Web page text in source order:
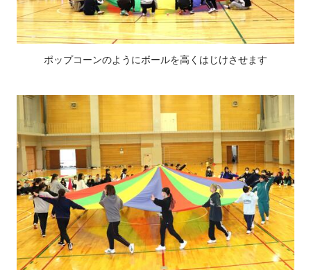
ポップコーンのようにボールを高くはじけさせます